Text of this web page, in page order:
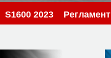
S1600 2023 Регламент